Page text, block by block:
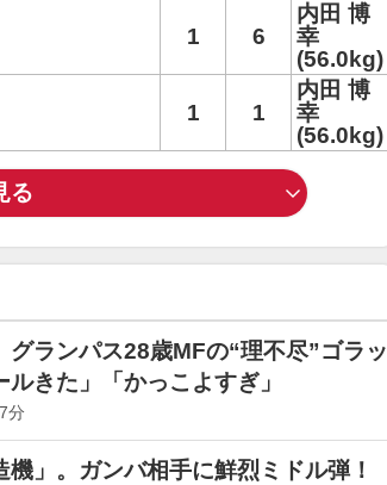
1 6
内田 博
幸
(56.0kg)
1 1
内田 博
幸
(56.0kg)
る
グランパス28歳MFの“理不尽”ゴラッ
きた」「かっこよすぎ」
分
」。ガンバ相手に鮮烈ミドル弾！